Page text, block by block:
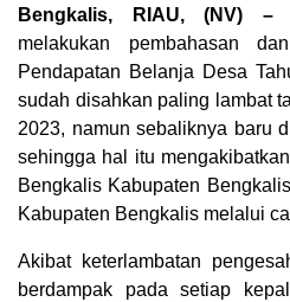
Bengkalis, RIAU, (NV) –
melakukan pembahasan
Pendapatan Belanja Desa
sudah disahkan paling lambat
2023, namun sebaliknya baru
sehingga hal itu
Bengkalis Kabupaten
Kabupaten Bengkalis melalui
Akibat keterlambatan
berdampak pada setiap